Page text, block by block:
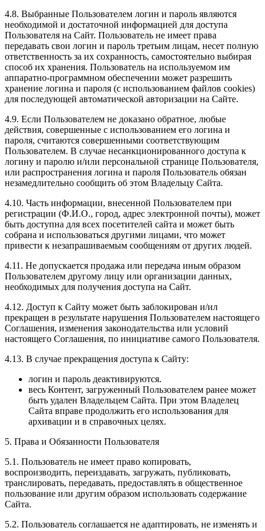
4.8. Выбранные Пользователем логин и пароль являются
необходимой и достаточной информацией для доступа
Пользователя на Сайт. Пользователь не имеет права
передавать свои логин и пароль третьим лицам, несет полную
ответственность за их сохранность, самостоятельно выбирая
способ их хранения. Пользователь на используемом им
аппаратно-программном обеспечении может разрешить
хранение логина и пароля (с использованием файлов cookies)
для последующей автоматической авторизации на Сайте.
4.9. Если Пользователем не доказано обратное, любые
действия, совершенные с использованием его логина и
пароля, считаются совершенными соответствующим
Пользователем. В случае несанкционированного доступа к
логину и паролю и/или персональной странице Пользователя,
или распространения логина и пароля Пользователь обязан
незамедлительно сообщить об этом Владельцу Сайта.
4.10. Часть информации, внесенной Пользователем при
регистрации (Ф.И.О., город, адрес электронной почты), может
быть доступна для всех посетителей сайта и может быть
собрана и использоваться другими лицами, что может
привести к незапрашиваемым сообщениям от других людей.
4.11. Не допускается продажа или передача иным образом
Пользователем другому лицу или организации данных,
необходимых для получения доступа на Сайт.
4.12. Доступ к Сайту может быть заблокирован и/ил
прекращен в результате нарушения Пользователем настоящего
Соглашения, изменения законодательства или условий
настоящего Соглашения, по инициативе самого Пользователя.
4.13. В случае прекращения доступа к Сайту:
логин и пароль деактивируются.
весь Контент, загруженный Пользователем ранее может
быть удален Владельцем Сайта. При этом Владелец
Сайта вправе продолжить его использования для
архивации и в справочных целях.
5. Права и Обязанности Пользователя
5.1. Пользователь не имеет право копировать,
воспроизводить, переиздавать, загружать, публиковать,
транслировать, передавать, предоставлять в общественное
пользование или другим образом использовать содержание
Сайта.
5.2. Пользователь соглашается не адаптировать, не изменять и